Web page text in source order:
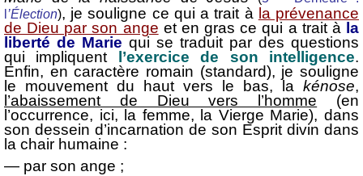
’Élection), je souligne ce qui a trait à la prévenance
de Dieu par son ange et en gras ce qui a trait à la
liberté de Marie qui se traduit par des questions
qui impliquent
l’exercice de son intelligence.
Enfin, en caractère romain (standard), je souligne
le mouvement du haut vers le bas, la kénose,
l’abaissement de Dieu vers l’homme (en
l’occurrence, ici, la femme, la Vierge Marie), dans
son dessein d’incarnation de son Esprit divin dans
la chair humaine :
— par son ange ;